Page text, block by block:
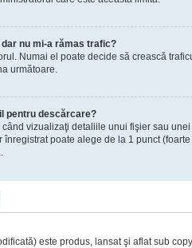
nu mi-a rămas trafic?
Numai el poate decide să crească
următoare.
pentru descărcare?
vizualizaţi detaliile unui fişier sau
înregistrat poate alege de la 1 punct
este produs, lansat şi aflat sub